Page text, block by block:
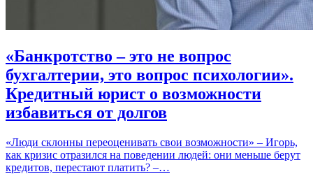
«Банкротство – это не вопрос
бухгалтерии, это вопрос психологии».
Кредитный юрист о возможности
избавиться от долгов
«Люди склонны переоценивать свои возможности» – Игорь,
как кризис отразился на поведении людей: они меньше берут
кредитов, перестают платить? –…